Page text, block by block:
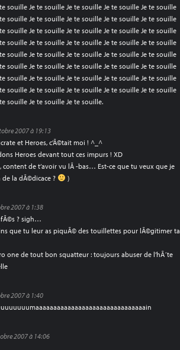
souille Je te souille Je te souille Je te souille Je te souille
souille Je te souille Je te souille Je te souille Je te souille
souille Je te souille Je te souille Je te souille Je te souille
souille Je te souille Je te souille Je te souille Je te souille
souille Je te souille Je te souille Je te souille Je te souille
souille Je te souille Je te souille Je te souille Je te souille
souille Je te souille Je te souille Je te souille Je te souille
souille Je te souille Je te souille Je te souille Je te souille
souille Je te souille Je te souille.
2007 à 19:13
et Heroes, c’Ã©tait moi ! ^_^
Heroes devant tout ces impurs ! XD
content de t’avoir vu lÃ -bas… Est-ce que tu veux que je
de la dÃ©dicace ?
)
2007 à 1:38
? sigh…
que tu leur as piquÃ© des touillettes pour lÃ©gitimer ta
one de tout bon squatteur : toujours abuser de l’hÃ´te
2007 à 1:40
2007 à 14:06